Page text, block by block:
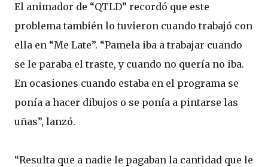
El animador de “QTLD” recordó que este
problema también lo tuvieron cuando trabajó con
ella en “Me Late”. “Pamela iba a trabajar cuando
se le paraba el traste, y cuando no quería no iba.
En ocasiones cuando estaba en el programa se
ponía a hacer dibujos o se ponía a pintarse las
uñas”, lanzó.
“Resulta que a nadie le pagaban la cantidad que le